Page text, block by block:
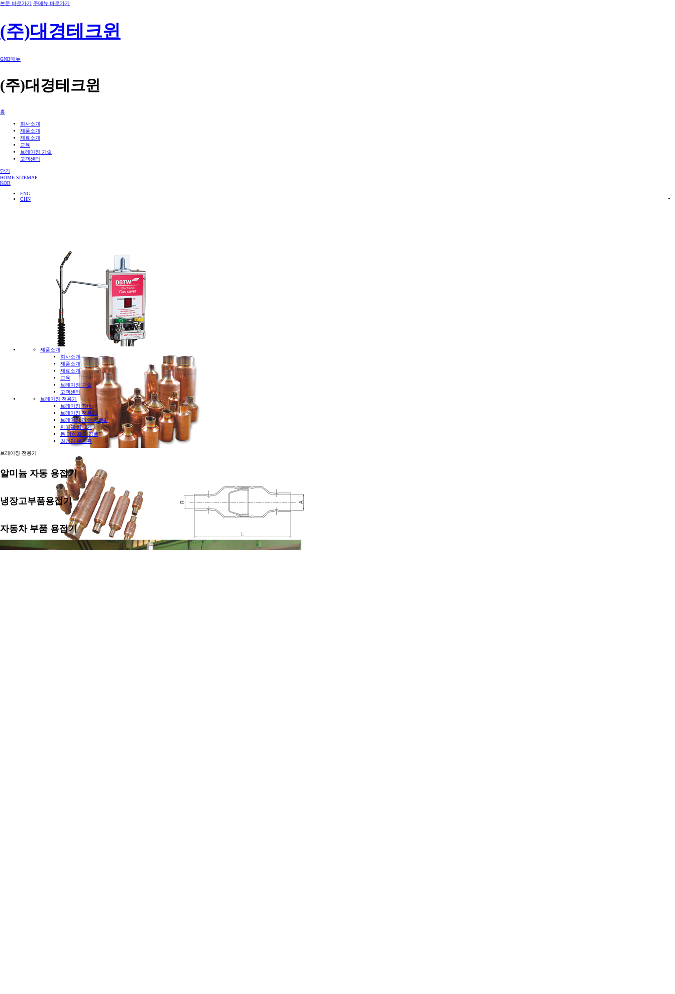
본문 바로가기 주메뉴 바로가기
(주)대경테크윈
GNB메뉴
(주)대경테크윈
홈
회사소개
제품소개
재료소개
교육
브레이징 기술
고객센터
닫기
HOME SITEMAP
KOR
ENG
CHN
제품소개
회사소개
제품소개
재료소개
교육
브레이징 기술
고객센터
브레이징 전용기
브레이징 장비
브레이징 전용기
브레이징 라인 자동화
파이프 가공기
동 파이프 가공품
최첨단 분지관
브레이징 전용기
알미늄 자동 용접기
냉장고부품용접기
자동차 부품 용접기